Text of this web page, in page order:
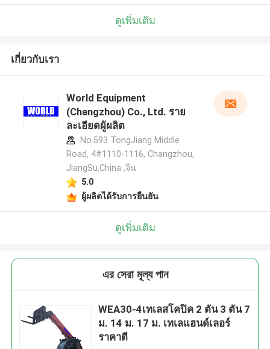
ดูเพิ่มเติม
เกี่ยวกับเรา
World Equipment
(Changzhou) Co., Ltd. ราย
ละเอียดผู้ผลิต
No.593 TongJiang Middle
Road, 4#1110-1116, Changzhou,
JiangSu,China ,จีน
5.0
ผู้ผลิตได้รับการยืนยัน
ดูเพิ่มเติม
এর সেরা মূল্য পান
WEA30-4เทเลสโคปิค 2 ตัน 3 ตัน 7
ม. 14 ม. 17 ม. เทเลแฮนด์เลอร์
ราคาดี